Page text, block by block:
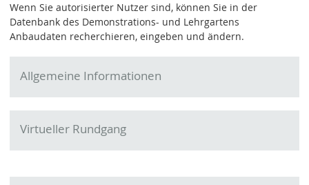
Wenn Sie autorisierter Nutzer sind, können Sie in der
Datenbank des Demonstrations- und Lehrgartens
Anbaudaten recherchieren, eingeben und ändern.
Allgemeine Informationen
Virtueller Rundgang